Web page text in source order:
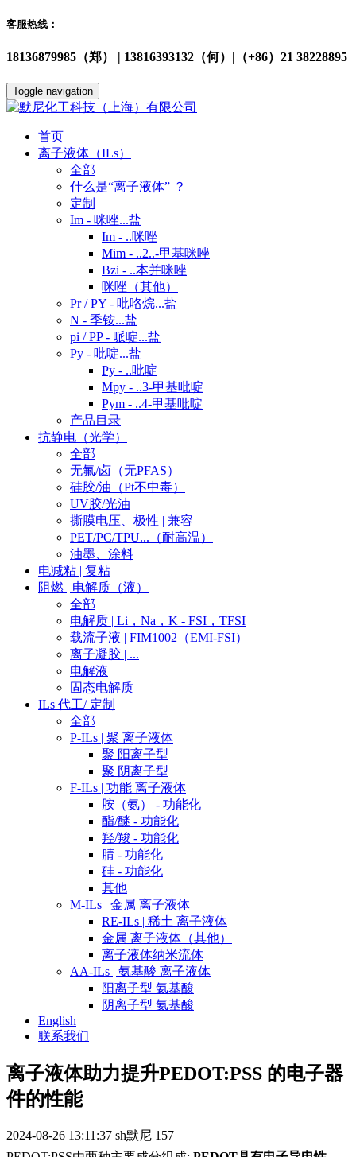
客服热线：
18136879985（郑） | 13816393132（何）|（+86）21 38228895
Toggle navigation
首页
离子液体（ILs）
全部
什么是“离子液体” ？
定制
Im - 咪唑...盐
Im - ..咪唑
Mim - ..2..-甲基咪唑
Bzi - ..本并咪唑
咪唑（其他）
Pr / PY - 吡咯烷...盐
N - 季铵...盐
pi / PP - 哌啶...盐
Py - 吡啶...盐
Py - ..吡啶
Mpy - ..3-甲基吡啶
Pym - ..4-甲基吡啶
产品目录
抗静电（光学）
全部
无氟/卤（无PFAS）
硅胶/油（Pt不中毒）
UV胶/光油
撕膜电压、极性 | 兼容
PET/PC/TPU...（耐高温）
油墨、涂料
电减粘 | 复粘
阻燃 | 电解质（液）
全部
电解质 | Li，Na，K - FSI，TFSI
载流子液 | FIM1002（EMI-FSI）
离子凝胶 | ...
电解液
固态电解质
ILs 代工/ 定制
全部
P-ILs | 聚 离子液体
聚 阳离子型
聚 阴离子型
F-ILs | 功能 离子液体
胺（氨） - 功能化
酯/醚 - 功能化
羟/羧 - 功能化
腈 - 功能化
硅 - 功能化
其他
M-ILs | 金属 离子液体
RE-ILs | 稀土 离子液体
金属 离子液体（其他）
离子液体纳米流体
AA-ILs | 氨基酸 离子液体
阳离子型 氨基酸
阴离子型 氨基酸
English
联系我们
离子液体助力提升PEDOT:PSS 的电子器
件的性能
2024-08-26 13:11:37 sh默尼 157